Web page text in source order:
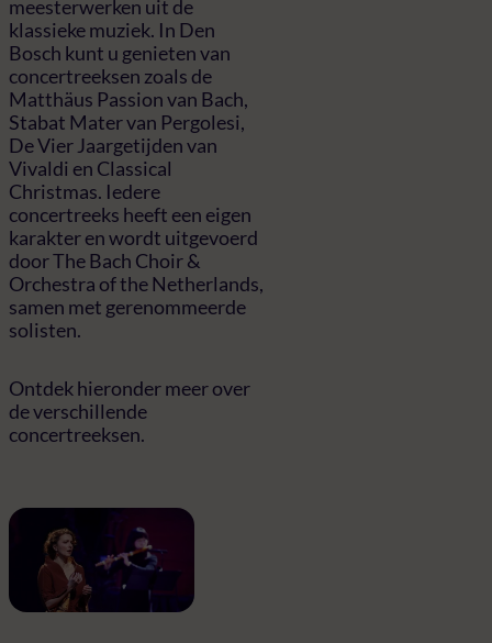
meesterwerken uit de
klassieke muziek. In Den
Bosch kunt u genieten van
concertreeksen zoals de
Matthäus Passion van Bach,
Stabat Mater van Pergolesi,
De Vier Jaargetijden van
Vivaldi en Classical
Christmas. Iedere
concertreeks heeft een eigen
karakter en wordt uitgevoerd
door The Bach Choir &
Orchestra of the Netherlands,
samen met gerenommeerde
solisten.
Ontdek hieronder meer over
de verschillende
concertreeksen.